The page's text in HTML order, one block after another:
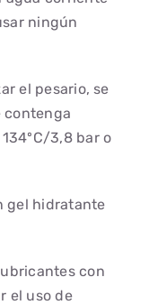
ningún
el pesario, se
contenga
3,8 bar o
gel hidratante
con
el uso de